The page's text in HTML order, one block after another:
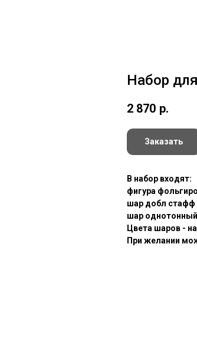
Набор
2 870 р.
Заказать
В набор входят:
фигура
шар добл стафф
шар
Цвета шаров -
При желании